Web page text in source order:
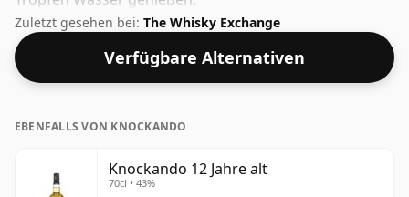
Zuletzt gesehen bei: The Whisky Exchange
Verfügbare Alternativen
EBENFALLS VON KNOCKANDO
Knockando 12 Jahre alt
70cl • 43%